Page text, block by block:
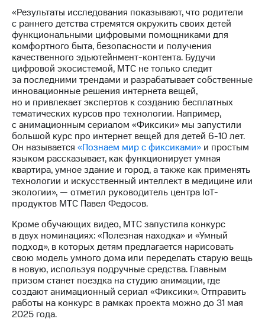
«Результаты исследования показывают, что родители
с раннего детства стремятся окружить своих детей
функциональными цифровыми помощниками для
комфортного быта, безопасности и получения
качественного эдьютейнмент-контента. Будучи
цифровой экосистемой, МТС не только следит
за последними трендами и разрабатывает собственные
инновационные решения интернета вещей,
но и привлекает экспертов к созданию бесплатных
тематических курсов про технологии. Например,
с анимационным сериалом «Фиксики» мы запустили
большой курс про интернет вещей для детей 6-10 лет.
Он называется «Познаем мир с фиксиками» и простым
языком рассказывает, как функционирует умная
квартира, умное здание и город, а также как применять
технологии и искусственный интеллект в медицине или
экологии», — отметил руководитель центра IoT-
продуктов МТС Павел Федосов.
Кроме обучающих видео, МТС запустила конкурс
в двух номинациях: «Полезная находка» и «Умный
подход», в которых детям предлагается нарисовать
свою модель умного дома или переделать старую вещь
в новую, используя подручные средства. Главным
призом станет поездка на студию анимации, где
создают анимационный сериал «Фиксики». Отправить
работы на конкурс в рамках проекта можно до 31 мая
2025 года.